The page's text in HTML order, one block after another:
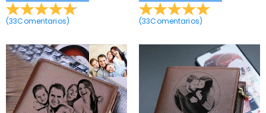
(33Comentarios) (33Comentarios)